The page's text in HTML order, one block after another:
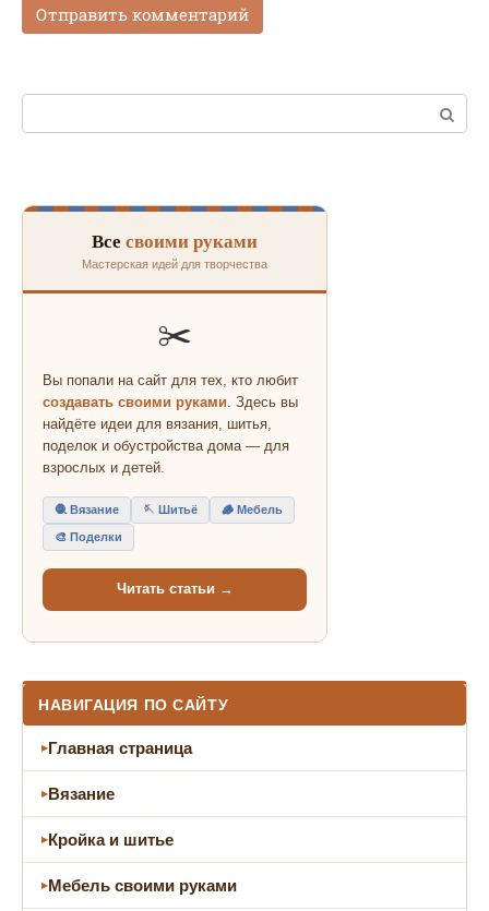
Поиск:
Все своими руками
Мастерская идей для творчества
✂️
Вы попали на сайт для тех, кто любит
создавать своими руками. Здесь вы
найдёте идеи для вязания, шитья,
поделок и обустройства дома — для
взрослых и детей.
🧶 Вязание 🪡 Шитьё 🪵 Мебель
🎨 Поделки
Читать статьи →
НАВИГАЦИЯ ПО САЙТУ
Главная страница
Вязание
Кройка и шитье
Мебель своими руками